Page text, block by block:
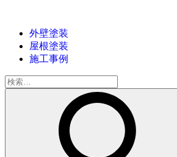
外壁塗装
屋根塗装
施工事例
検
索: